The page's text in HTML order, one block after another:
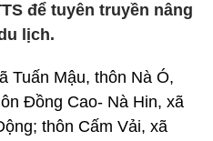
để tuyên truyền nâng
lịch.
Tuấn Mậu, thôn Nà Ó,
Đồng Cao- Nà Hin, xã
thôn Cấm Vải, xã